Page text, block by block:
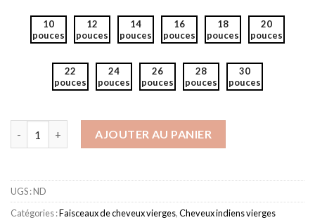
10
pouces
12
pouces
14
pouces
16
pouces
18
pouces
20
pouces
22
pouces
24
pouces
26
pouces
28
pouces
30
pouces
AJOUTER AU PANIER
UGS :ND
Catégories :Faisceaux de cheveux vierges,Cheveux indiens vierges